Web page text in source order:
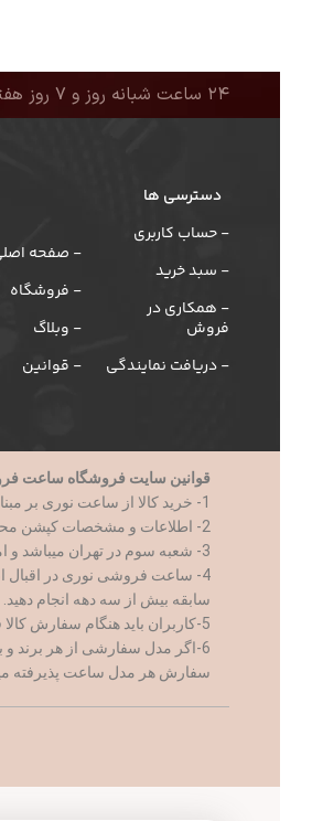
۲۴ ساعت شبانه روز و ۷ روز هفته همراه شماییم
دسترسی ها
- حساب کاربری
- سبد خرید
- همکاری در
فروش
- دریافت نمایندگی
- صفحه
- فروشگاه
- وبلاگ
- قوانین
قوانین سایت فروشگاه ساعت
1- خرید کالا از ساعت نوری بر مبنای آیین نامه های موجود در مورد تجارت الکترونیک و با رعایت کامل تمام قوانین جمهوری اسلامی ایران صورت میپذیرد.
2- اطلاعات و مشخصات کپشن محصولات از منابع نمایندگی های کالا ارائه میشود.
3- شعبه سوم در تهران میباشد و امکان ارسال با پیک موتور به مناطق ۲۱ گانه تهران فراهم است
4- ساعت فروشی نوری در اقبال
سابقه بیش از سه دهه انجام دهید.
5-کاربران باید هنگام سفارش کالا فرم سفارش را با اطلاعات صحیح و کامل پر نمایند
6-اگر مدل سفارشی از هر برند و با هر طرحی میخواهید با پشتیبانی ساعت نوری ارتباط برقرار کنید
سفارش هر مدل ساعت پذیرفته